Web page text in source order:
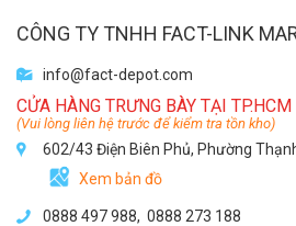
CÔNG TY TNHH FACT-LINK
info@fact-depot.com
CỬA HÀNG TRƯNG BÀY TẠI TP.HCM
(Vui lòng liên hệ trước để kiểm tra tồn kho)
602/43 Điện Biên Phủ, Phường
Xem bản đồ
0888 497 988, 0888 273 188